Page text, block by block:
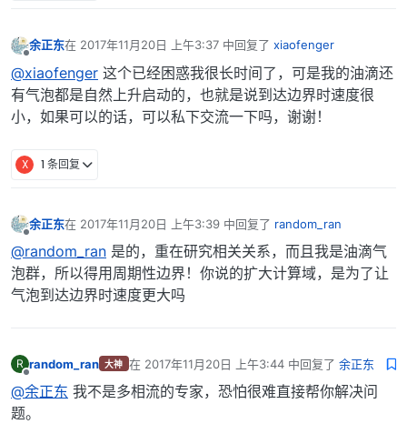
余正东在 2017年11月20日 上午3:37 中回复了 xiaofenger
最后由 编辑
@xiaofenger 这个已经困惑我很长时间了，可是我的油滴还
有气泡都是自然上升启动的，也就是说到达边界时速度很
小，如果可以的话，可以私下交流一下吗，谢谢！
X 1 条回复
余正东在 2017年11月20日 上午3:39 中回复了 random_ran
最后由 编辑
@random_ran 是的，重在研究相关关系，而且我是油滴气
泡群，所以得用周期性边界！你说的扩大计算域，是为了让
气泡到达边界时速度更大吗
R
离线
random_ran 大神 在 2017年11月20日 上午3:44中回复了 余正东
最后由 编辑
@余正东 我不是多相流的专家，恐怕很难直接帮你解决问
题。